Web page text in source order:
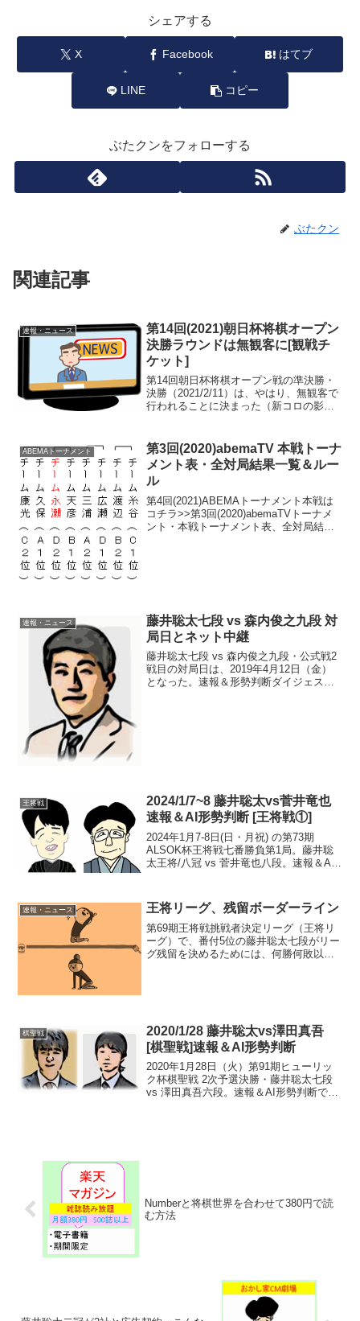
シェアする
X Facebook はてブ
LINE コピー
ぶたクンをフォローする
ぶたクン
関連記事
速報・ニュース
第14回(2021)朝日杯将棋オープン
決勝ラウンドは無観客に[観戦チ
ケット]
第14回朝日杯将棋オープン戦の準決勝・
決勝（2021/2/11）は、やはり、無観客で
行われることに決まった（新コロの影
局 朝日杯将棋オープン戦」トーナメン
ト表はコチラ>>...
ABEMAトーナメント
第3回(2020)abemaTV 本戦トーナ
メント表・全対局結果一覧＆ルー
ル
第4回(2021)ABEMAトーナメント本戦は
コチラ>>第3回(2020)abemaTVトーナメ
ント・本戦トーナメント表、全対局結果
速報・ニュース
藤井聡太七段 vs 森内俊之九段 対
局日とネット中継
藤井聡太七段 vs 森内俊之九段・公式戦2
戦目の対局日は、2019年4月12日（金）
となった。速報＆形勢判断ダイジェスト
王将戦
2024/1/7~8 藤井聡太vs菅井竜也
速報＆AI形勢判断 [王将戦①]
2024年1月7-8日(日・月祝) の第73期
ALSOK杯王将戦七番勝負第1局。藤井聡
太王将/八冠 vs 菅井竜也八段。速報＆AI
まで、藤井王将の勝ち（藤井 1-0...
速報・ニュース 王将リーグ、残留ボーダーライン
第69期王将戦挑戦者決定リーグ（王将リ
ーグ）で、番付5位の藤井聡太七段がリー
グ残留を決めるためには、何勝何敗以上
棋聖戦
2020/1/28 藤井聡太vs澤田真吾
[棋聖戦]速報＆AI形勢判断
2020年1月28日（火）第91期ヒューリッ
ク杯棋聖戦 2次予選決勝・藤井聡太七段
vs 澤田真吾六段。速報＆AI形勢判断で
Numberと将棋世界を合わせて380円で読
む方法